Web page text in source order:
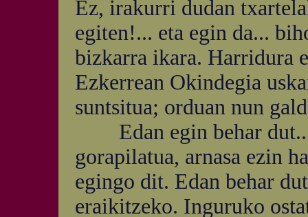
Ez, irakurri dudan
egiten!... eta egin da...
bizkarra ikara. Harridura
Ezkerrean Okindegia
suntsitua; orduan nun
Edan egin behar dut...
gorapilatua, arnasa ezin
egingo dit. Edan behar
eraikitzeko. Inguruko